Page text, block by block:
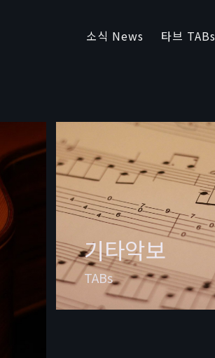
소식 News 타브 TABs
기타악보
TABs